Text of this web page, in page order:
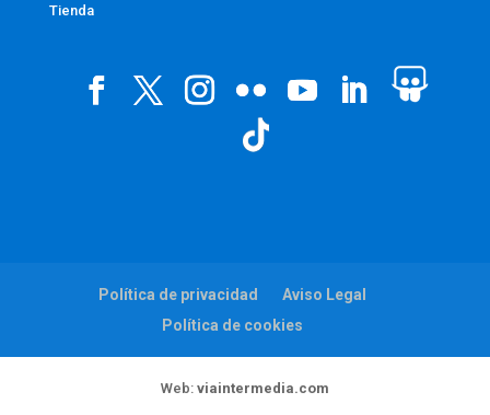
Tienda
Política de privacidad
Aviso Legal
Política de cookies
Web: viaintermedia.com